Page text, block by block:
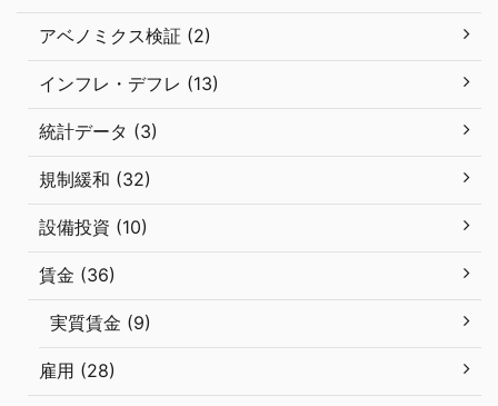
アベノミクス検証 (2)
インフレ・デフレ (13)
統計データ (3)
規制緩和 (32)
設備投資 (10)
賃金 (36)
実質賃金 (9)
雇用 (28)